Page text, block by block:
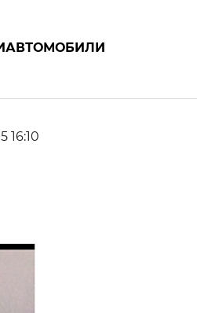
АВТОМОБИЛИ
16:10